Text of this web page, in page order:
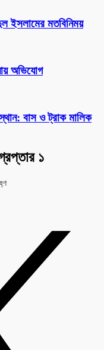
ইসলামের মতবিনিময়
অভিযোগ
বাস ও ট্রাক মালিক
১